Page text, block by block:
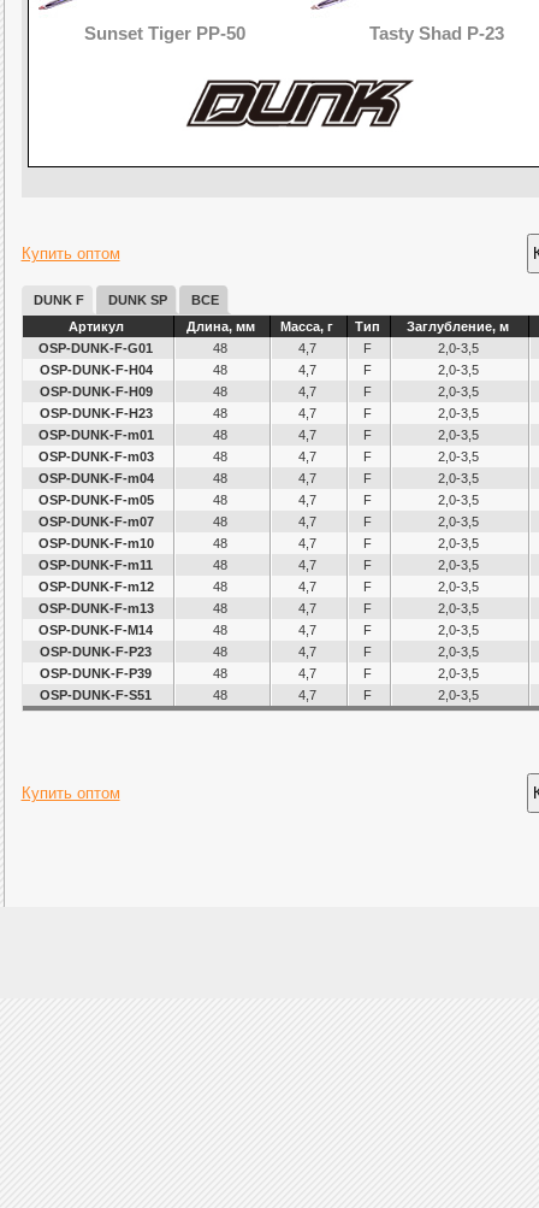
Sunset Tiger PP-50 Tasty Shad P-23
Купить оптом
DUNK F DUNK SP
ВСЕ
Артикул
Длина, мм Масса, г Тип
Заглубление, м
OSP-DUNK-F-G01
48 4,7 F
2,0-3,5
OSP-DUNK-F-H04
48 4,7 F
2,0-3,5
OSP-DUNK-F-H09
48 4,7 F
2,0-3,5
OSP-DUNK-F-H23
48 4,7 F
2,0-3,5
OSP-DUNK-F-m01
48 4,7 F
2,0-3,5
OSP-DUNK-F-m03
48 4,7 F
2,0-3,5
OSP-DUNK-F-m04
48 4,7 F
2,0-3,5
OSP-DUNK-F-m05
48 4,7 F
2,0-3,5
OSP-DUNK-F-m07
48 4,7 F
2,0-3,5
OSP-DUNK-F-m10
48 4,7 F
2,0-3,5
OSP-DUNK-F-m11
48 4,7 F
2,0-3,5
OSP-DUNK-F-m12
48 4,7 F
2,0-3,5
OSP-DUNK-F-m13
48 4,7 F
2,0-3,5
OSP-DUNK-F-M14
48 4,7 F
2,0-3,5
OSP-DUNK-F-P23
48 4,7 F
2,0-3,5
OSP-DUNK-F-P39
48 4,7 F
2,0-3,5
OSP-DUNK-F-S51
48 4,7 F 2,0-3,5
Купить оптом